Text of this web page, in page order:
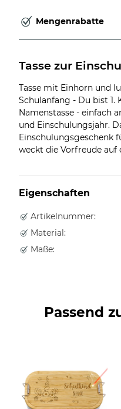
Mengenrabatte
Tasse zur
Tasse mit Einhorn und
Schulanfang - Du bist 1.
Namenstasse - einfach
und Einschulungsjahr.
Einschulungsgeschenk
weckt die Vorfreude auf
Eigenschaften
Artikelnummer:
Material:
Maße:
Passend